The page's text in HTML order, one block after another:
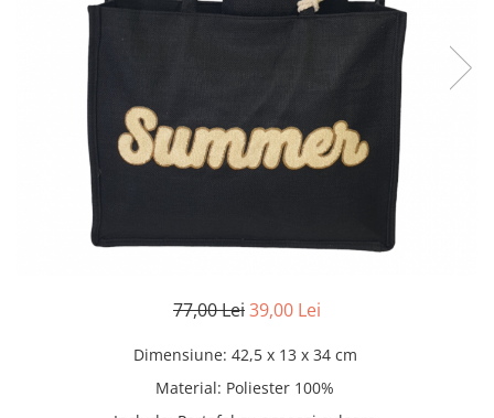
Pilote cu blăniță
77,00 Lei39,00 Lei
Dimensiune: 42,5 x 13 x 34 cm
Material: Poliester 100%